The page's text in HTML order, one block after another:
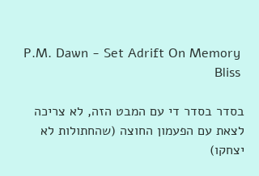
P.M. Dawn - Set Adrift On Memory
Bliss
בסדר בסדר די עם המבט הזה, לא צריכה
לצאת עם הפעמון החוצה (שהחתולות לא
יצחקו)